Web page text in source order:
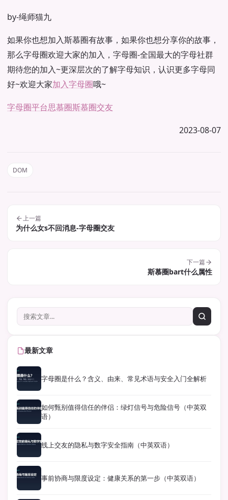
by-绳师猫九
如果你也想加入斯慕圈有故事，如果你也想分享你的故事，
那么字母圈欢迎大家的加入，字母圈-全国最大的字母社群
期待您的加入~更深层次的了解字母知识，认识更多字母同
好~欢迎大家加入字母圈哦~
字母圈平台思慕圈斯慕圈交友
2023-08-07
DOM
上一篇
为什么女s不回消息-字母圈交友
下一篇
斯慕圈bart什么属性
最新文章
字母圈是什么？含义、由来、常见术语与安全入门全解析
如何甄别值得信任的伴侣：绿灯信号与危险信号（中英双
语）
线上交友的隐私与数字安全指南（中英双语）
事前协商与限度设定：健康关系的第一步（中英双语）